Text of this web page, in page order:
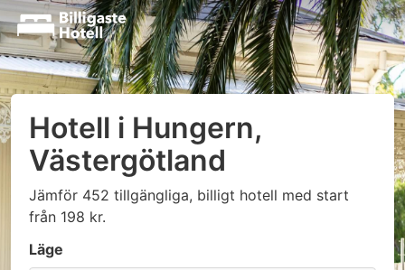
Hotell i Hungern,
Västergötland
Jämför 452 tillgängliga, billigt hotell med start
från 198 kr.
Läge